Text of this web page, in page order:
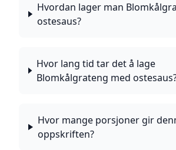
Hvordan lager man
ostesaus?
Hvor lang tid tar det å lage
Blomkålgrateng med
Hvor mange porsjoner gir
oppskriften?